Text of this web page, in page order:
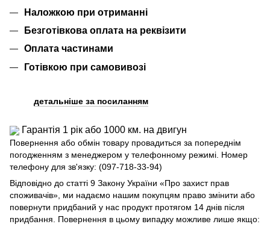
Наложкою при отриманні
Безготівкова оплата на реквізити
Оплата частинами
Готівкою при самовивозі
детальніше за посиланням
Гарантія 1 рік або 1000 км. на двигун
Повернення або обмін товару провадиться за попереднім
погодженням з менеджером у телефонному режимі. Номер
телефону для зв'язку: (097-718-33-94)
Відповідно до статті 9 Закону України «Про захист прав
споживачів», ми надаємо нашим покупцям право змінити або
повернути придбаний у нас продукт протягом 14 днів після
придбання. Повернення в цьому випадку можливе лише якщо: